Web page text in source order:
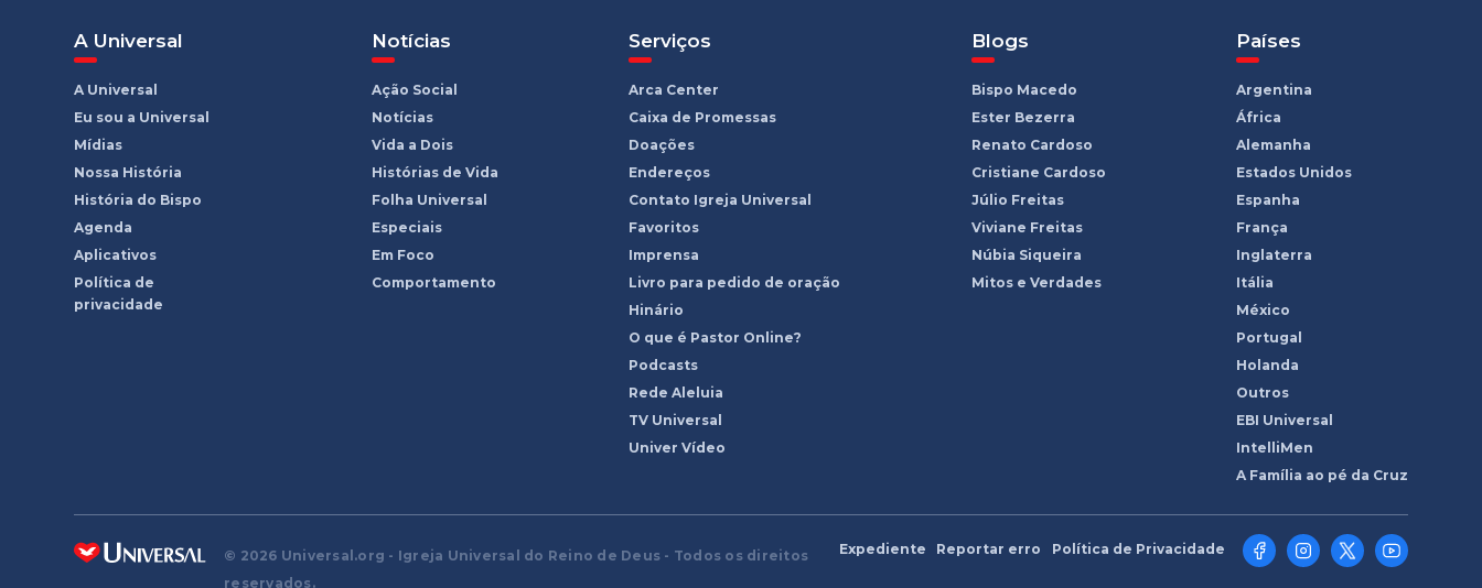
A Universal
A Universal
Eu sou a Universal
Mídias
Nossa História
História do Bispo
Agenda
Aplicativos
Política de
privacidade
Notícias
Ação Social
Notícias
Vida a Dois
Histórias de Vida
Folha Universal
Especiais
Em Foco
Comportamento
Serviços
Arca Center
Caixa de Promessas
Doações
Endereços
Contato Igreja Universal
Favoritos
Imprensa
Livro para pedido de oração
Hinário
O que é Pastor Online?
Podcasts
Rede Aleluia
TV Universal
Univer Vídeo
Blogs
Bispo Macedo
Ester Bezerra
Renato Cardoso
Cristiane Cardoso
Júlio Freitas
Viviane Freitas
Núbia Siqueira
Mitos e Verdades
Países
Argentina
África
Alemanha
Estados Unidos
Espanha
França
Inglaterra
Itália
México
Portugal
Holanda
Outros
EBI Universal
IntelliMen
A Família ao pé da Cruz
© 2026 Universal.org - Igreja Universal do Reino de Deus - Todos os direitos
reservados.
Expediente Reportar erro Política de Privacidade